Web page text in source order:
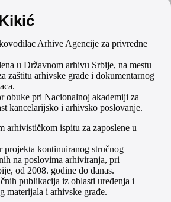
Arhive Agencije za privredne
u Državnom arhivu Srbije, na mestu
zaštitu arhivske građe i dokumentarnog
obuke pri Nacionalnoj akademiji za
kancelarijsko i arhivsko poslovanje.
arhivističkom ispitu za zaposlene u
projekta kontinuiranog stručnog
na poslovima arhiviranja, pri
od 2008. godine do danas.
publikacija iz oblasti uređenja i
materijala i arhivske građe.